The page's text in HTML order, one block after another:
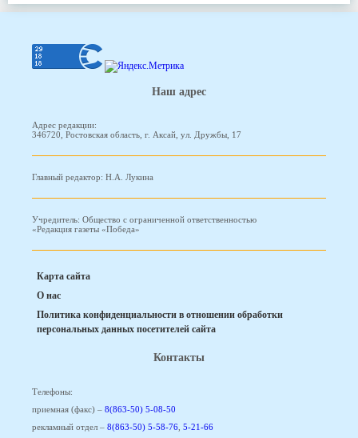
Наш адрес
Адрес редакции:
346720, Ростовская область, г. Аксай, ул. Дружбы, 17
Главный редактор: Н.А. Лукина
Учредитель: Общество с ограниченной ответственностью
«Редакция газеты «Победа»
Карта сайта
О нас
Политика конфиденциальности в отношении обработки
персональных данных посетителей сайта
Контакты
Телефоны:
приемная (факс) – 8(863-50) 5-08-50
рекламный отдел – 8(863-50) 5-58-76 5-21-66